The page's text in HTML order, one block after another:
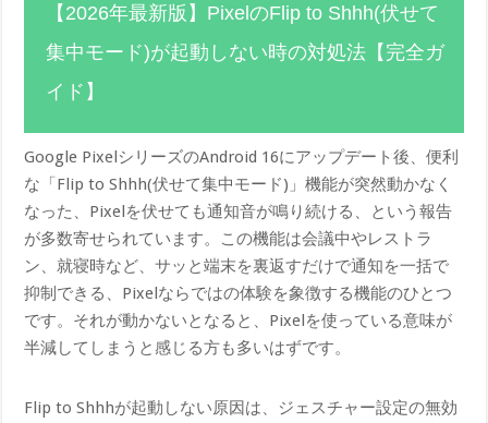
【2026年最新版】PixelのFlip to Shhh(伏せて
集中モード)が起動しない時の対処法【完全ガ
イド】
Google PixelシリーズのAndroid 16にアップデート後、便利
な「Flip to Shhh(伏せて集中モード)」機能が突然動かなく
なった、Pixelを伏せても通知音が鳴り続ける、という報告
が多数寄せられています。この機能は会議中やレストラ
ン、就寝時など、サッと端末を裏返すだけで通知を一括で
抑制できる、Pixelならではの体験を象徴する機能のひとつ
です。それが動かないとなると、Pixelを使っている意味が
半減してしまうと感じる方も多いはずです。
Flip to Shhhが起動しない原因は、ジェスチャー設定の無効